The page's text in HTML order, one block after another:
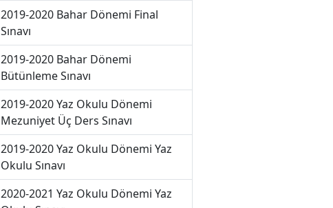
2019-2020 Bahar Dönemi Final
Sınavı
2019-2020 Bahar Dönemi
Bütünleme Sınavı
2019-2020 Yaz Okulu Dönemi
Mezuniyet Üç Ders Sınavı
2019-2020 Yaz Okulu Dönemi Yaz
Okulu Sınavı
2020-2021 Yaz Okulu Dönemi Yaz